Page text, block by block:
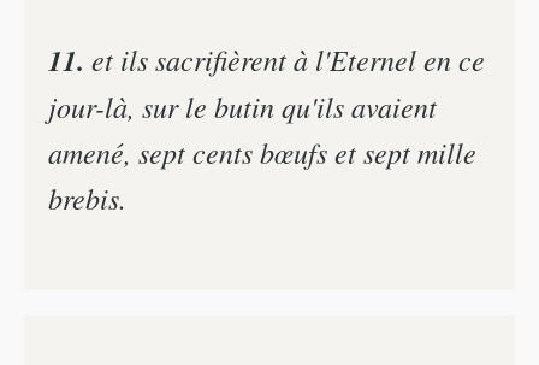
11. et ils sacrifièrent à l'Eternel en ce
jour-là, sur le butin qu'ils avaient
amené, sept cents bœufs et sept mille
brebis.